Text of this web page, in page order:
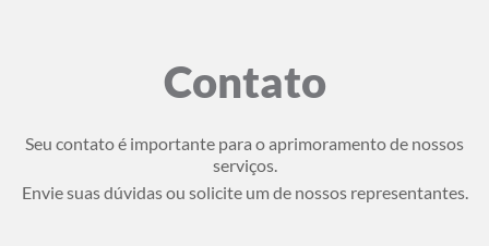
Contato
Seu contato é importante para o aprimoramento de nossos
serviços.
Envie suas dúvidas ou solicite um de nossos representantes.